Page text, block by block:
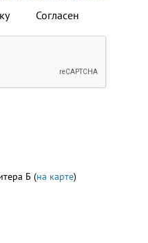
Согласен
Б (на карте)